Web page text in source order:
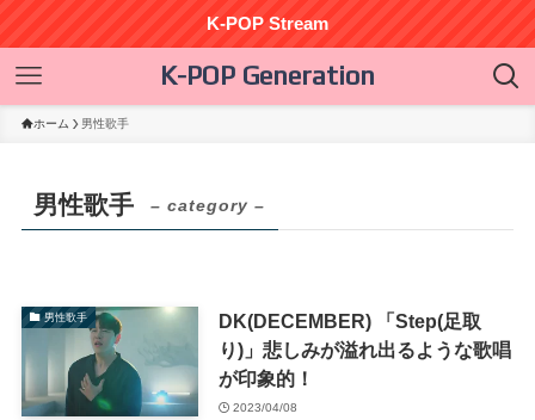
K-POP Stream
K-POP Generation
ホーム 男性歌手
男性歌手 – category –
男性歌手
DK(DECEMBER) 「Step(足取
り)」悲しみが溢れ出るような歌唱
が印象的！
2023/04/08